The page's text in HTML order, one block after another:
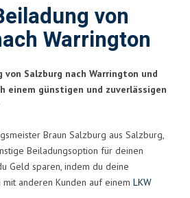
von
Warrington
von Salzburg nach Warrington und
einem günstigen und zuverlässigen
Braun Salzburg aus Salzburg,
Beiladungsoption für deinen
Geld sparen, indem du deine
anderen Kunden auf einem LKW